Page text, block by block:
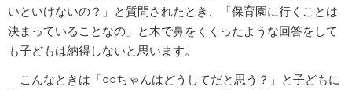
いといけないの？」と質問されたとき、「保育園に行くことは
決まっていることなの」と木で鼻をくくったような回答をして
も子どもは納得しないと思います。
こんなときは「○○ちゃんはどうしてだと思う？」と子どもに